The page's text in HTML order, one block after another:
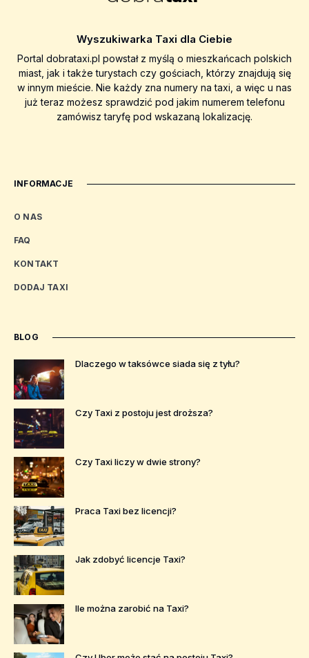
Wyszukiwarka Taxi dla Ciebie
Portal dobrataxi.pl powstał z myślą o mieszkańcach polskich
miast, jak i także turystach czy gościach, którzy znajdują się
w innym mieście. Nie każdy zna numery na taxi, a więc u nas
już teraz możesz sprawdzić pod jakim numerem telefonu
zamówisz taryfę pod wskazaną lokalizację.
INFORMACJE
O NAS
FAQ
KONTAKT
DODAJ TAXI
BLOG
Dlaczego w taksówce siada się z tyłu?
Czy Taxi z postoju jest droższa?
Czy Taxi liczy w dwie strony?
Praca Taxi bez licencji?
Jak zdobyć licencje Taxi?
Ile można zarobić na Taxi?